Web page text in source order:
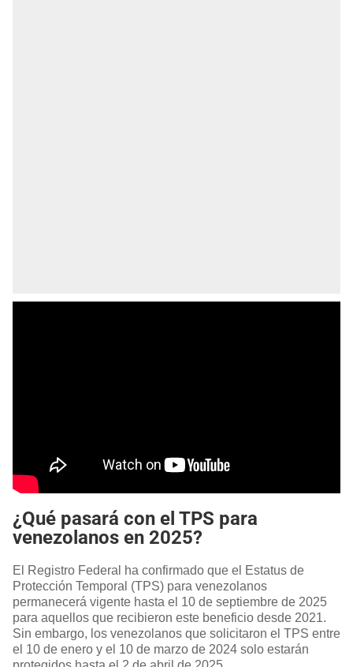
¿Qué pasará con el TPS para
venezolanos en 2025?
El Registro Federal ha confirmado que el Estatus de
Protección Temporal (TPS) para venezolanos
permanecerá vigente hasta el 10 de septiembre de 2025
para aquellos que recibieron este beneficio desde 2021.
Sin embargo, los venezolanos que solicitaron el TPS entre
el 10 de enero y el 10 de marzo de 2024 solo estarán